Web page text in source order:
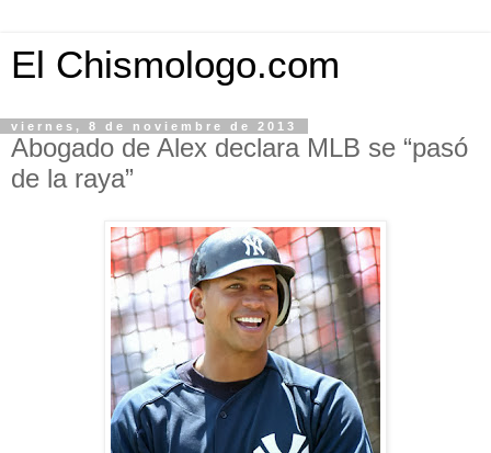
El Chismologo.com
viernes, 8 de noviembre de 2013
Abogado de Alex declara MLB se “pasó
de la raya”